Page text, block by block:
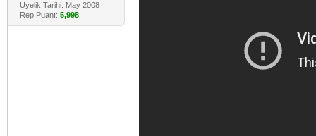
Üyelik Tarihi: May 2008
Rep Puanı: 5,998